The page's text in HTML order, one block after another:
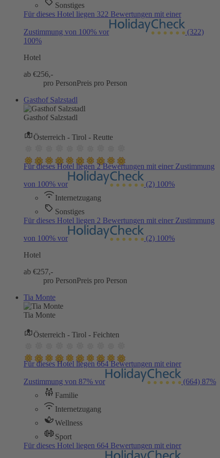
Sonstiges
Für dieses Hotel liegen 322 Bewertungen mit einer
Zustimmung von 100% vor
(322)
100%
Hotel
ab €256,-
pro PersonPreis pro Person
Gasthof Salzstadl
Gasthof Salzstadl
Österreich - Tirol - Reutte
Für dieses Hotel liegen 2 Bewertungen mit einer Zustimmung
von 100% vor (2) 100%
Internetzugang
Sonstiges
Für dieses Hotel liegen 2 Bewertungen mit einer Zustimmung
von 100% vor (2) 100%
Hotel
ab €257,-
pro PersonPreis pro Person
Tia Monte
Tia Monte
Österreich - Tirol - Feichten
Für dieses Hotel liegen 664 Bewertungen mit einer
Zustimmung von 87% vor (664) 87%
Familie
Internetzugang
Wellness
Sport
Für dieses Hotel liegen 664 Bewertungen mit einer